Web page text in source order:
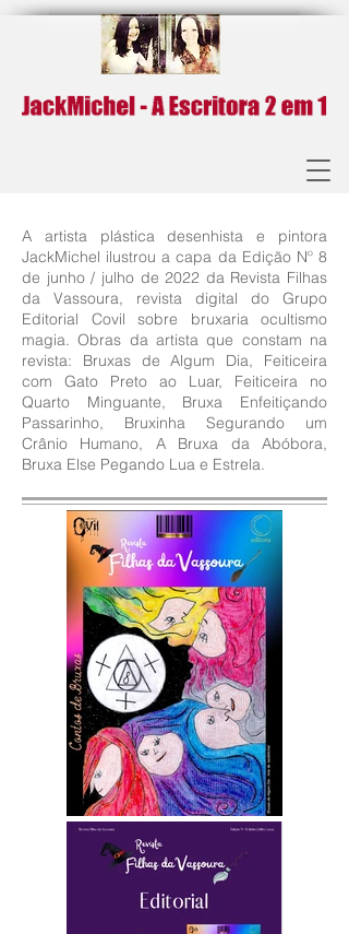
A artista plástica desenhista e pintora
JackMichel ilustrou a capa da Edição Nº 8
de junho / julho de 2022 da Revista Filhas
da Vassoura, revista digital do Grupo
Editorial Covil sobre bruxaria ocultismo
magia. Obras da artista que constam na
revista: Bruxas de Algum Dia, Feiticeira
com Gato Preto ao Luar, Feiticeira no
Quarto Minguante, Bruxa Enfeitiçando
Passarinho, Bruxinha Segurando um
Crânio Humano, A Bruxa da Abóbora,
Bruxa Else Pegando Lua e Estrela.